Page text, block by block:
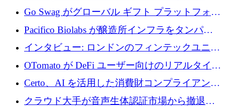
確保するために 1,500 万ドルを調達
Go Swag がグローバル ギフト プラットフォー
ムを拡大するために 500 万ドルを調達
Pacifico Biolabs が醸造所インフラをタンパク
質生産に転換するために 700 万ユーロを調達
インタビュー: ロンドンのフィンテックユニコ
ーン Tide の CEO、オリバー・プリル氏
OTomato が DeFi ユーザー向けのリアルタイム
インテリジェンス レイヤーを構築するために
Improbable から 200 万ドルを調達
Certo、AI を活用した消費財コンプライアンス
プラットフォームのために 400 万ドルを調達
クラウド大手が音声生体認証市場から撤退す